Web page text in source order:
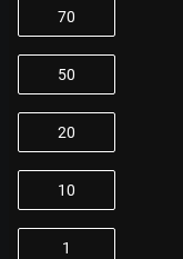
70
50
20
10
1